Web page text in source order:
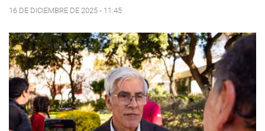
16 DE DICIEMBRE DE 2025 - 11:45